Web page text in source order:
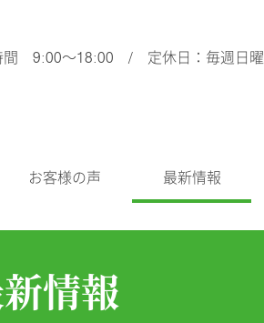
間 9:00～18:00 / 定休日：毎週日曜
お客様の声 最新情報
情報